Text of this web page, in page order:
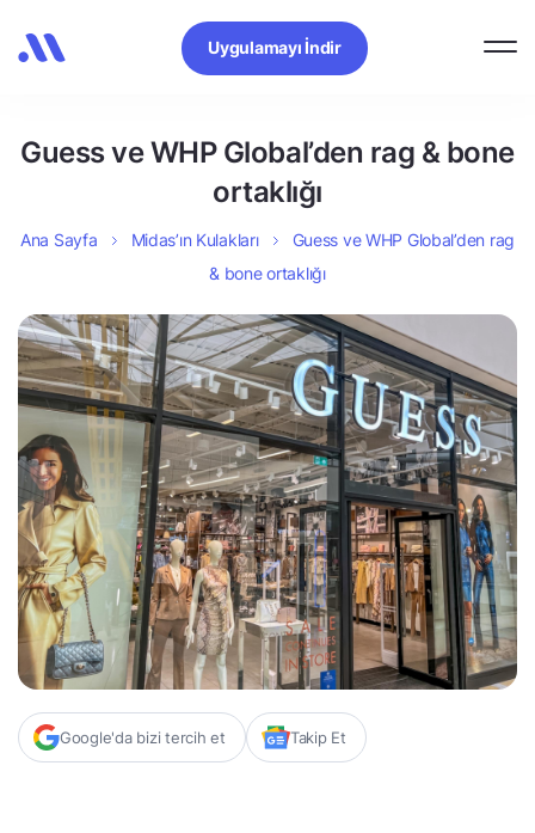
Uygulamayı İndir
Guess ve WHP Global’den rag & bone
ortaklığı
Ana Sayfa Midas’ın Kulakları
Guess ve WHP Global’den rag
& bone ortaklığı
Google'da bizi tercih et Takip Et